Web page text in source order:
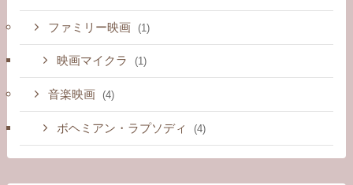
ファミリー映画 (1)
映画マイクラ (1)
音楽映画 (4)
ボヘミアン・ラプソディ (4)